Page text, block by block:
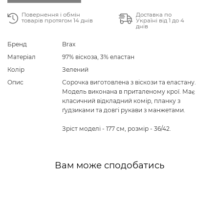
Повернення і обмін
товарів протягом 14 днів
Доставка по
Україні від 1 до 4
днів
Бренд
Brax
Матеріал
97% віскоза, 3% еластан
Колір
Зелений
Опис
Сорочка виготовлена з віскози та еластану.
Модель виконана в приталеному крої. Має
класичний відкладний комір, планку з
ґудзиками та довгі рукави з манжетами.
Зріст моделі - 177 см, розмір - 36/42.
Вам може сподобатись